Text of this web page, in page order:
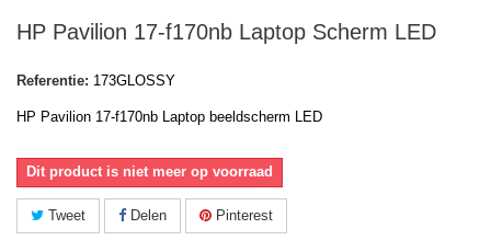
HP Pavilion 17-f170nb Laptop Scherm LED
Referentie: 173GLOSSY
HP Pavilion 17-f170nb Laptop beeldscherm LED
Dit product is niet meer op voorraad
Tweet Delen Pinterest